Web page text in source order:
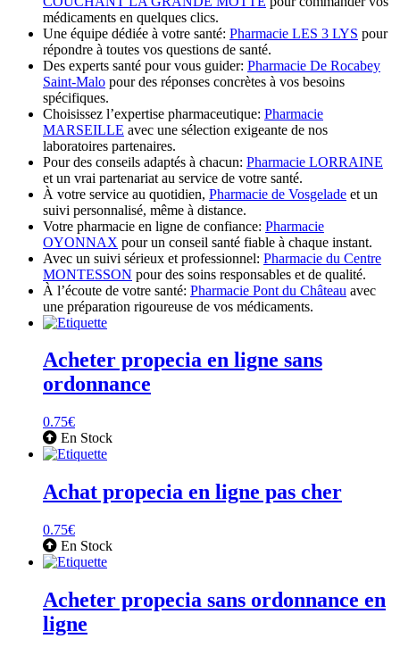
médicaments en quelques clics.
Une équipe dédiée à votre santé: Pharmacie LES 3 LYS pour
répondre à toutes vos questions de santé.
Des experts santé pour vous guider: Pharmacie De Rocabey
Saint-Malo pour des réponses concrètes à vos besoins
spécifiques.
Choisissez l’expertise pharmaceutique: Pharmacie
MARSEILLE avec une sélection exigeante de nos
laboratoires partenaires.
Pour des conseils adaptés à chacun: Pharmacie LORRAINE
et un vrai partenariat au service de votre santé.
À votre service au quotidien, Pharmacie de Vosgelade et un
suivi personnalisé, même à distance.
Votre pharmacie en ligne de confiance: Pharmacie
OYONNAX pour un conseil santé fiable à chaque instant.
Avec un suivi sérieux et professionnel: Pharmacie du Centre
MONTESSON pour des soins responsables et de qualité.
À l’écoute de votre santé: Pharmacie Pont du Château avec
une préparation rigoureuse de vos médicaments.
Acheter propecia en ligne sans
ordonnance
0.75€
En Stock
Achat propecia en ligne pas cher
0.75€
En Stock
Acheter propecia sans ordonnance en
ligne